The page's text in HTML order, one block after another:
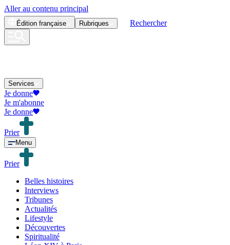
Aller au contenu principal
Édition française Rubriques Rechercher
Services
Je donne
Je m'abonne
Je donne
Prier
Menu
Prier
Belles histoires
Interviews
Tribunes
Actualités
Lifestyle
Découvertes
Spiritualité